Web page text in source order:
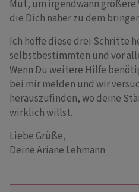
Mut, um irgendwann
die Dich näher zu dem
Ich hoffe diese drei Schritte
selbstbestimmten und vor
Wenn Du weitere Hilfe
bei mir melden und wir
herauszufinden, wo deine
wirklich willst.
Liebe Grüße,
Deine Ariane Lehmann